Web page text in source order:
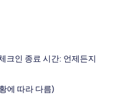
크인 종료 시간: 언제든지
에 따라 다름)